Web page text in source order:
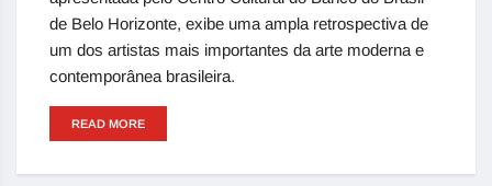
de Belo Horizonte, exibe uma ampla retrospectiva de
um dos artistas mais importantes da arte moderna e
contemporânea brasileira.
READ MORE